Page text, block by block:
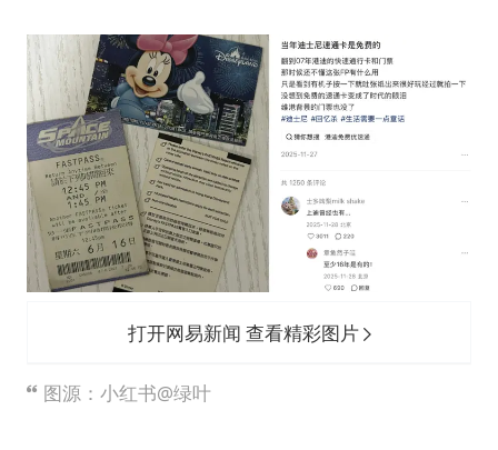
打开网易新闻 查看精彩图片
图源：小红书@绿叶